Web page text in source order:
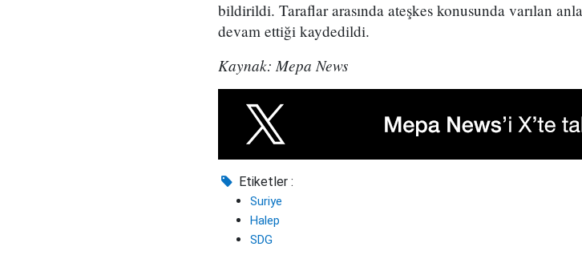
bildirildi. Taraflar arasında ateşkes konusunda varılan
devam ettiği kaydedildi.
Kaynak: Mepa News
Etiketler :
Suriye
Halep
SDG